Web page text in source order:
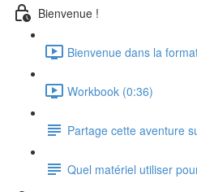
Bienvenue !
Bienvenue dans la
Workbook (0:36)
Partage cette aventure
Quel matériel utiliser